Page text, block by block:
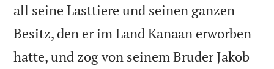
all seine Lasttiere und seinen ganzen
Besitz, den er im Land Kanaan erworben
hatte, und zog von seinem Bruder Jakob